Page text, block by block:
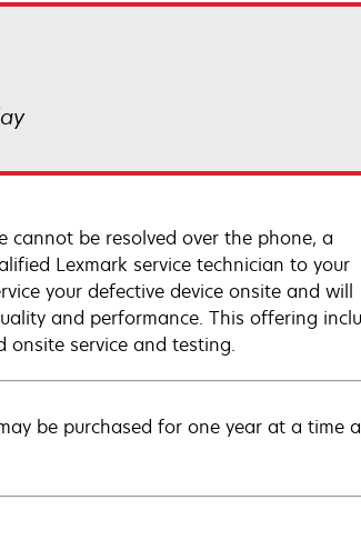
cannot be resolved over the phone, a
Lexmark service technician to your
your defective device onsite and will
and performance. This offering
service and testing.
be purchased for one year at a time